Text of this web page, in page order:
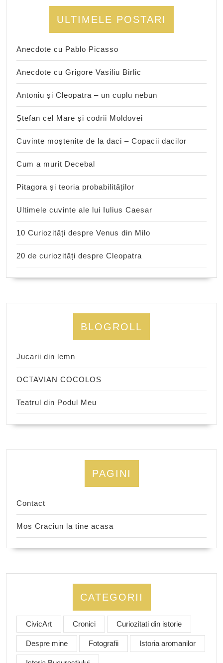
ULTIMELE POSTARI
Anecdote cu Pablo Picasso
Anecdote cu Grigore Vasiliu Birlic
Antoniu și Cleopatra – un cuplu nebun
Ștefan cel Mare și codrii Moldovei
Cuvinte moștenite de la daci – Copacii dacilor
Cum a murit Decebal
Pitagora și teoria probabilităților
Ultimele cuvinte ale lui Iulius Caesar
10 Curiozități despre Venus din Milo
20 de curiozități despre Cleopatra
BLOGROLL
Jucarii din lemn
OCTAVIAN COCOLOS
Teatrul din Podul Meu
PAGINI
Contact
Mos Craciun la tine acasa
CATEGORII
CivicArt Cronici Curiozitati din istorie
Despre mine Fotografii Istoria aromanilor